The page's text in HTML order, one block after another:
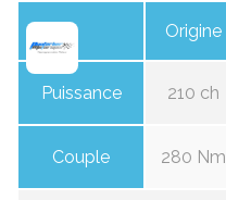
Origine
Puissance 210 ch
Couple 280 Nm